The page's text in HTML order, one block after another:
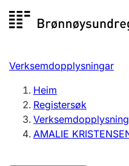
Registersøk
Aksjeselskap
Enkeltpersonføretak
Registrere, endre, slette
Verksemdopplysningar
Heim
Registersøk
AMALIE